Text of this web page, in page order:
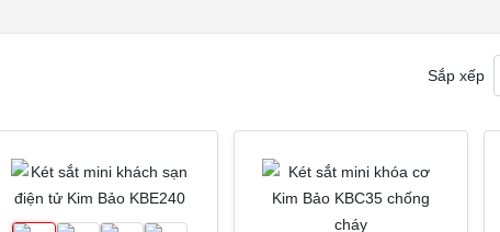
Sắp xếp